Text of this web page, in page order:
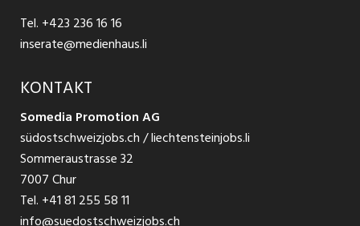
Temporär Jobs
Teilzeit Jobs
Praktikum
Impressum
Tel. +423 236 16 16
inserate@medienhaus.li
KONTAKT
Somedia Promotion AG
südostschweizjobs.ch / liechtensteinjobs.li
Sommeraustrasse 32
7007 Chur
Tel. +41 81 255 58 11
info@suedostschweizjobs.ch